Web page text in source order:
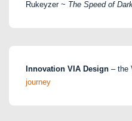
Rukeyzer ~ The Speed of
Innovation VIA Design – the
journey